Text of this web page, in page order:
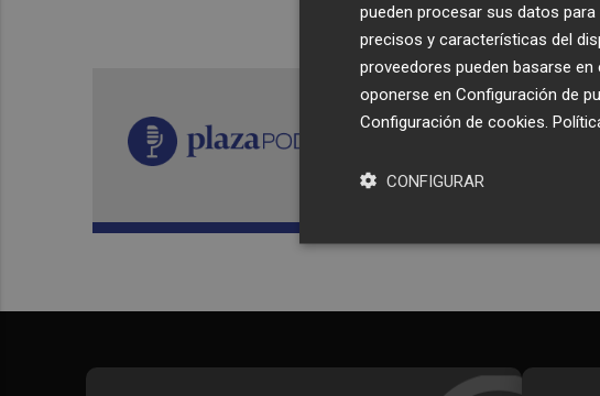
pueden procesar sus datos
precisos y características del
proveedores pueden basarse
oponerse en Configuración de
Configuración de cookies
CONFIGURAR